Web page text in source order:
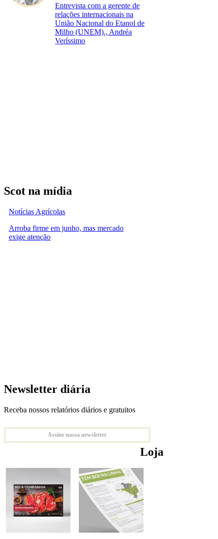
Entrevista com a gerente de
relações internacionais na
União Nacional do Etanol de
Milho (UNEM)., Andréa
Veríssimo
Scot na mídia
Notícias Agrícolas
Arroba firme em junho, mas mercado
exige atenção
Newsletter diária
Receba nossos relatórios diários e gratuitos
Assine nossa newsletter
Loja